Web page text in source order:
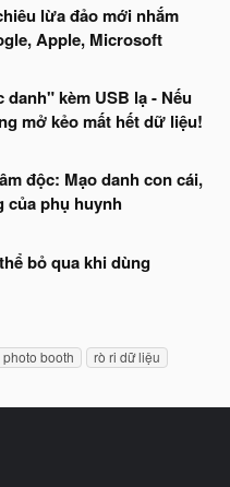
lừa đảo mới nhắm
Apple, Microsoft
kèm USB lạ - Nếu
mở kẻo mất hết dữ liệu!
độc: Mạo danh con cái,
phụ huynh
bỏ qua khi dùng
photo booth
rò ri dữ liệu